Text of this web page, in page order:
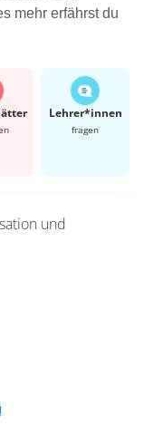
mehr erfährst du
Lehrer*​innen
fragen
und